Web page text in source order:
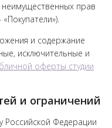
неимущественных прав
и содержание
исключительные и
оферты студии
и ограничений
Российской Федерации